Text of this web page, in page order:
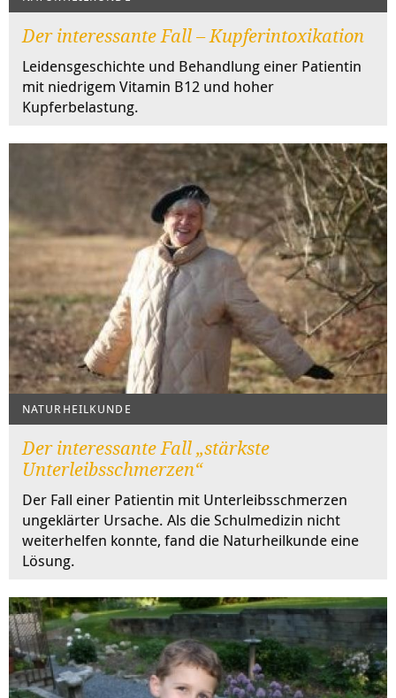
Der interessante Fall – Kupferintoxikation
Leidensgeschichte und Behandlung einer Patientin
mit niedrigem Vitamin B12 und hoher
Kupferbelastung.
NATURHEILKUNDE
Der interessante Fall „stärkste
Unterleibsschmerzen“
Der Fall einer Patientin mit Unterleibsschmerzen
ungeklärter Ursache. Als die Schulmedizin nicht
weiterhelfen konnte, fand die Naturheilkunde eine
Lösung.